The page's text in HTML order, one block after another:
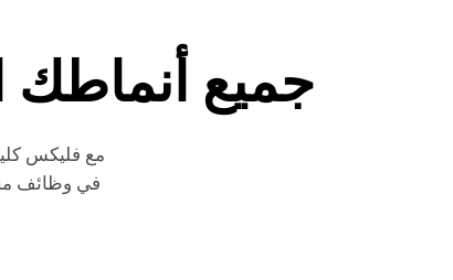
جميع
مع فليكس
في وظائف